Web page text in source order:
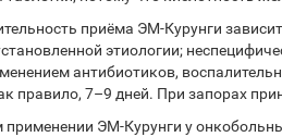
приёма ЭМ-Курунги
этиологии;
антибиотиков,
правило, 7–9 дней. При запорах
применении ЭМ-Курунги у